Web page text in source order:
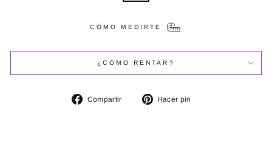
CÓMO MEDIRTE
¿CÓMO RENTAR?
Compartir
CompartirHacer pin